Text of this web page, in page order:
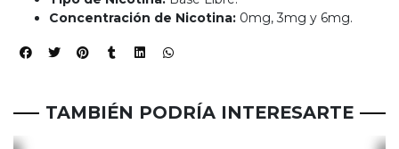
Concentración de Nicotina: 0mg, 3mg y 6mg.
TAMBIÉN PODRÍA INTERESARTE